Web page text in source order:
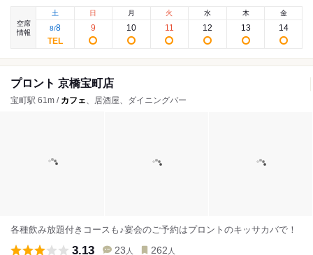
空席
情報
土
8/8
日
9
月
10
火
11
水
12
木
13
金
14
プロント 京橋宝町店
宝町駅 61m / カフェ、居酒屋、ダイニングバー
各種飲み放題付きコースも♪宴会のご予約はプロントのキッサカバで！
3.13 23 人 262 人